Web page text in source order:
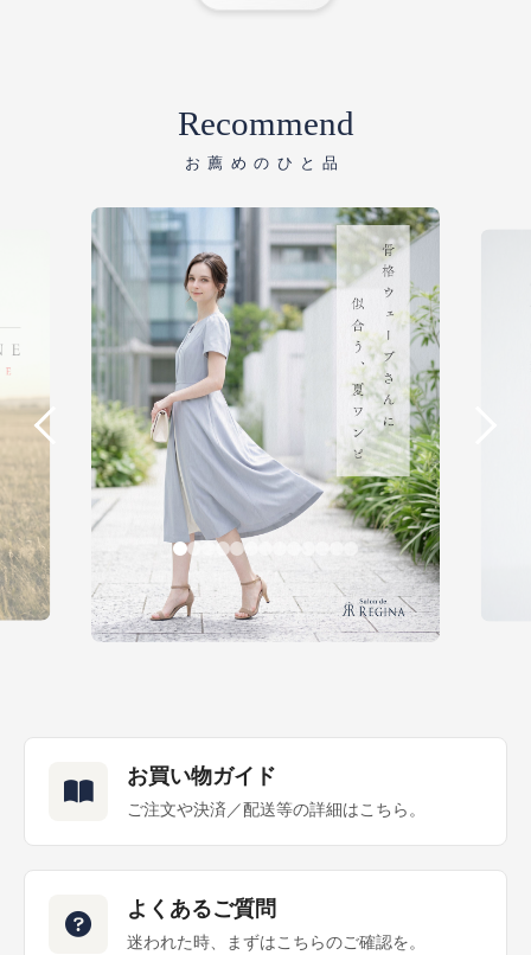
Recommend
お薦めのひと品
お買い物ガイド
ご注文や決済／配送等の詳細はこちら。
よくあるご質問
迷われた時、まずはこちらのご確認を。